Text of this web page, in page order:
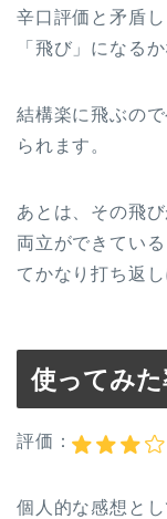
辛口評価と矛盾
「飛び」になる
結構楽に飛ぶの
られます。
あとは、その飛
両立ができてい
てかなり打ち返
使ってみ
評価：
個人的な感想と